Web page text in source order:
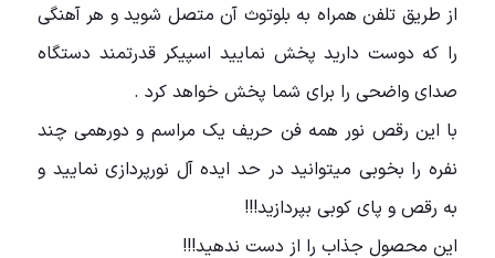
از طریق تلفن همراه به بلوتوث آن متصل شوید و هر آهنگی
را که دوست دارید پخش نمایید اسپیکر قدرتمند دستگاه
صدای واضحی را برای شما پخش خواهد کرد .
با این رقص نور همه فن حریف یک مراسم و دورهمی چند
نفره را بخوبی میتوانید در حد ایده آل نورپردازی نمایید و
به رقص و پای کوبی بپردازید!!!
این محصول جذاب را از دست ندهید!!!